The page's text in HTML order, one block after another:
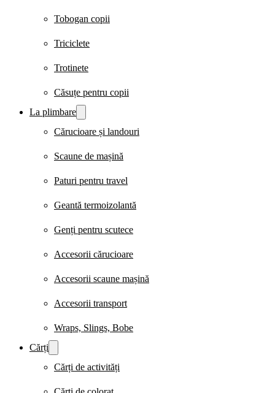
Tobogan copii
Triciclete
Trotinete
Căsuțe pentru copii
La plimbare
Cărucioare și landouri
Scaune de mașină
Paturi pentru travel
Geantă termoizolantă
Genți pentru scutece
Accesorii cărucioare
Accesorii scaune mașină
Accesorii transport
Wraps, Slings, Bobe
Cărți
Cărți de activități